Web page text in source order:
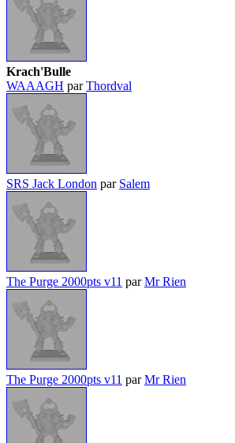
Krach'Bulle
WAAAGH parThordval
SRS Jack London par Salem
The Purge 2000pts v11 parMr Rien
The Purge 2000pts v11 parMr Rien